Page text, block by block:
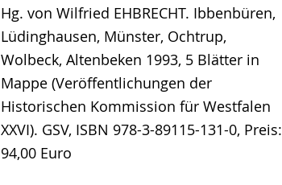
Hg. von Wilfried EHBRECHT. Ibbenbüren,
Lüdinghausen, Münster, Ochtrup,
Wolbeck, Altenbeken 1993, 5 Blätter in
Mappe (Veröffentlichungen der
Historischen Kommission für Westfalen
XXVI). GSV, ISBN 978-3-89115-131-0, Preis:
94,00 Euro